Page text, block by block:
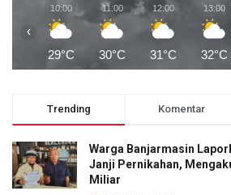
10:00
29°C
11:00
30°C
12:00
31°C
13:00
32°C
‹
Trending Komentar
Warga Banjarmasin
Janji Pernikahan,
Miliar